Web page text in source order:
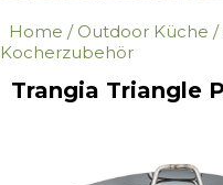
Home / Outdoor Küche /
Kocherzubehör
Trangia Triangle